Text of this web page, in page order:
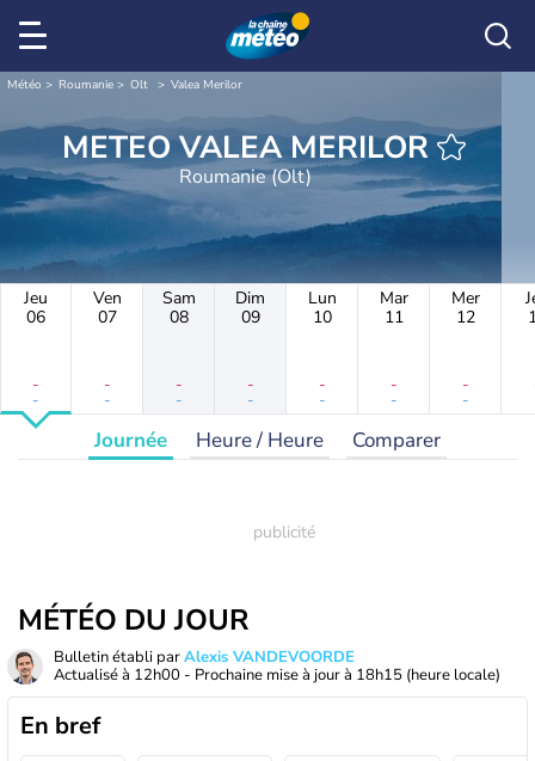
Météo Roumanie Olt Valea Merilor
METEO VALEA MERILOR
Roumanie (Olt)
Jeu
06
-
-
Ven
07
-
-
Sam
08
-
-
Dim
09
-
-
Lun
10
-
-
Mar
11
-
-
Mer
12
-
-
Journée Heure / Heure Comparer
MÉTÉO DU JOUR
Bulletin établi parAlexis VANDEVOORDE
Actualisé à 12h00 - Prochaine mise à jour à 18h15 (heure locale)
En bref